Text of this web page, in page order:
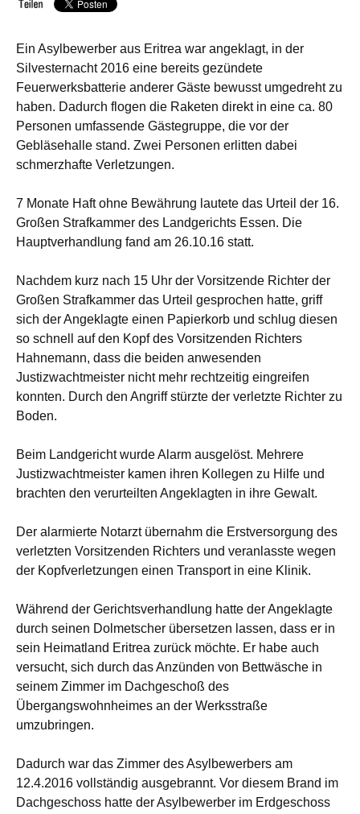
Ein Asylbewerber aus Eritrea war angeklagt, in der
Silvesternacht 2016 eine bereits gezündete
Feuerwerksbatterie anderer Gäste bewusst umgedreht zu
haben. Dadurch flogen die Raketen direkt in eine ca. 80
Personen umfassende Gästegruppe, die vor der
Gebläsehalle stand. Zwei Personen erlitten dabei
schmerzhafte Verletzungen.
7 Monate Haft ohne Bewährung lautete das Urteil der 16.
Großen Strafkammer des Landgerichts Essen. Die
Hauptverhandlung fand am 26.10.16 statt.
Nachdem kurz nach 15 Uhr der Vorsitzende Richter der
Großen Strafkammer das Urteil gesprochen hatte, griff
sich der Angeklagte einen Papierkorb und schlug diesen
so schnell auf den Kopf des Vorsitzenden Richters
Hahnemann, dass die beiden anwesenden
Justizwachtmeister nicht mehr rechtzeitig eingreifen
konnten. Durch den Angriff stürzte der verletzte Richter zu
Boden.
Beim Landgericht wurde Alarm ausgelöst. Mehrere
Justizwachtmeister kamen ihren Kollegen zu Hilfe und
brachten den verurteilten Angeklagten in ihre Gewalt.
Der alarmierte Notarzt übernahm die Erstversorgung des
verletzten Vorsitzenden Richters und veranlasste wegen
der Kopfverletzungen einen Transport in eine Klinik.
Während der Gerichtsverhandlung hatte der Angeklagte
durch seinen Dolmetscher übersetzen lassen, dass er in
sein Heimatland Eritrea zurück möchte. Er habe auch
versucht, sich durch das Anzünden von Bettwäsche in
seinem Zimmer im Dachgeschoß des
Übergangswohnheimes an der Werksstraße
umzubringen.
Dadurch war das Zimmer des Asylbewerbers am
12.4.2016 vollständig ausgebrannt. Vor diesem Brand im
Dachgeschoss hatte der Asylbewerber im Erdgeschoss